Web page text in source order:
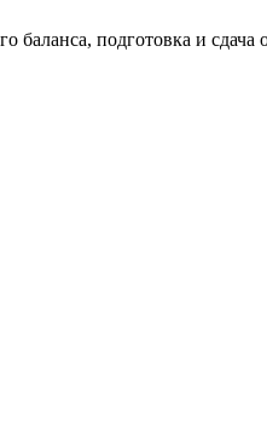
подготовка и сдача